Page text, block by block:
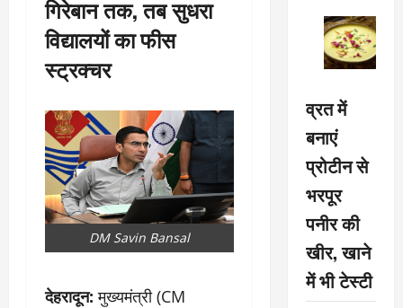
गिरेबान तक, तब सुधरा
विद्यालयों का फीस
स्ट्रक्चर
DM Savin Bansal
देहरादून: मुख्यमंत्री (CM
व्रत में
बनाएं
प्रोटीन से
भरपूर
पनीर की
खीर, खाने
में भी टेस्टी